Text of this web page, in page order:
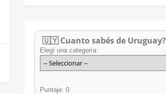
🇺🇾 Cuanto sabés de Uruguay?
Elegí una categoría:
Puntaje: 0